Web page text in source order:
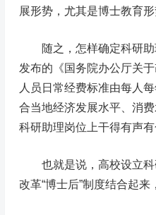
展形势，尤其是博士教育形
随之，怎样确定科研助
发布的《国务院办公厅关
人员日常经费标准由每人
合当地经济发展水平、消
科研助理岗位上干得有声
也就是说，高校设立科
改革“博士后”制度结合起